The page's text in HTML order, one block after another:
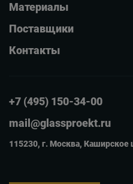
Материалы
Поставщики
Контакты
+7 (495) 150-34-00
mail@glassproekt.ru
115230, г. Москва, Каширское